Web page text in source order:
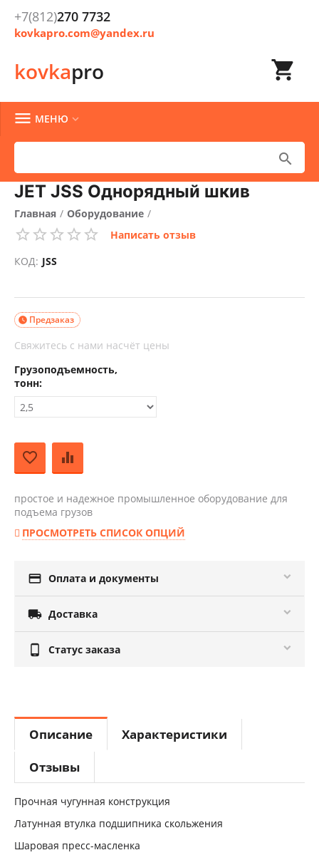
kovkapro
+7(812)270 7732
kovkapro.com@yandex.ru

 МЕНЮ 

JET JSS Однорядный шкив
Главная / Оборудование /
Грузоподъемное оборудование /
Написать отзыв
КОД: JSS
Предзаказ

Свяжитесь с нами насчёт цены
Грузоподъемность,
тонн:
простое и надежное промышленное оборудование для
подъема грузов
ПРОСМОТРЕТЬ СПИСОК ОПЦИЙ
 Оплата и документы
 Доставка
 Статус заказа
Описание
Характеристики
Отзывы
Прочная чугунная конструкция
Латунная втулка подшипника скольжения
Шаровая пресс-масленка